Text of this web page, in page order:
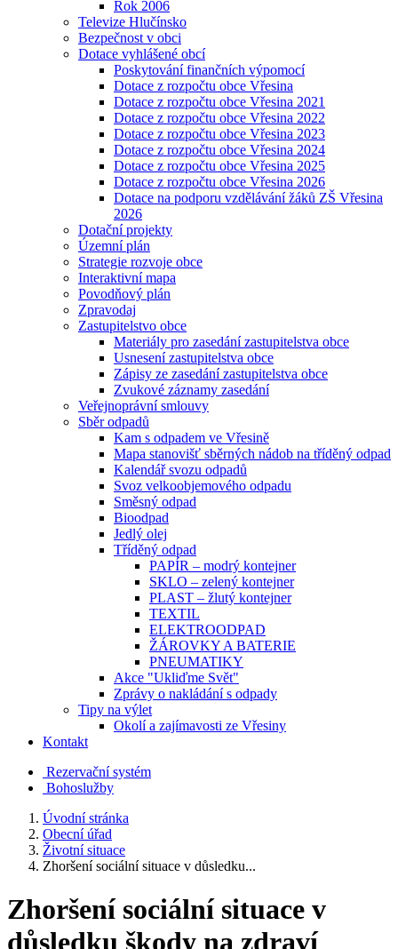
Rok 2006
Televize Hlučínsko
Bezpečnost v obci
Dotace vyhlášené obcí
Poskytování finančních výpomocí
Dotace z rozpočtu obce Vřesina
Dotace z rozpočtu obce Vřesina 2021
Dotace z rozpočtu obce Vřesina 2022
Dotace z rozpočtu obce Vřesina 2023
Dotace z rozpočtu obce Vřesina 2024
Dotace z rozpočtu obce Vřesina 2025
Dotace z rozpočtu obce Vřesina 2026
Dotace na podporu vzdělávání žáků ZŠ Vřesina
2026
Dotační projekty
Územní plán
Strategie rozvoje obce
Interaktivní mapa
Povodňový plán
Zpravodaj
Zastupitelstvo obce
Materiály pro zasedání zastupitelstva obce
Usnesení zastupitelstva obce
Zápisy ze zasedání zastupitelstva obce
Zvukové záznamy zasedání
Veřejnoprávní smlouvy
Sběr odpadů
Kam s odpadem ve Vřesině
Mapa stanovišť sběrných nádob na tříděný odpad
Kalendář svozu odpadů
Svoz velkoobjemového odpadu
Směsný odpad
Bioodpad
Jedlý olej
Tříděný odpad
PAPÍR – modrý kontejner
SKLO – zelený kontejner
PLAST – žlutý kontejner
TEXTIL
ELEKTROODPAD
ŽÁROVKY A BATERIE
PNEUMATIKY
Akce "Ukliďme Svět"
Zprávy o nakládání s odpady
Tipy na výlet
Okolí a zajímavosti ze Vřesiny
Kontakt
Rezervační systém
Bohoslužby
Úvodní stránka
Obecní úřad
Životní situace
Zhoršení sociální situace v důsledku...
Zhoršení sociální situace v
důsledku škody na zdraví